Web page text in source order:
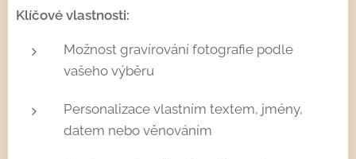
Klíčové vlastnosti:
Možnost gravírování fotografie podle
vašeho výběru
Personalizace vlastním textem, jmény,
datem nebo věnováním